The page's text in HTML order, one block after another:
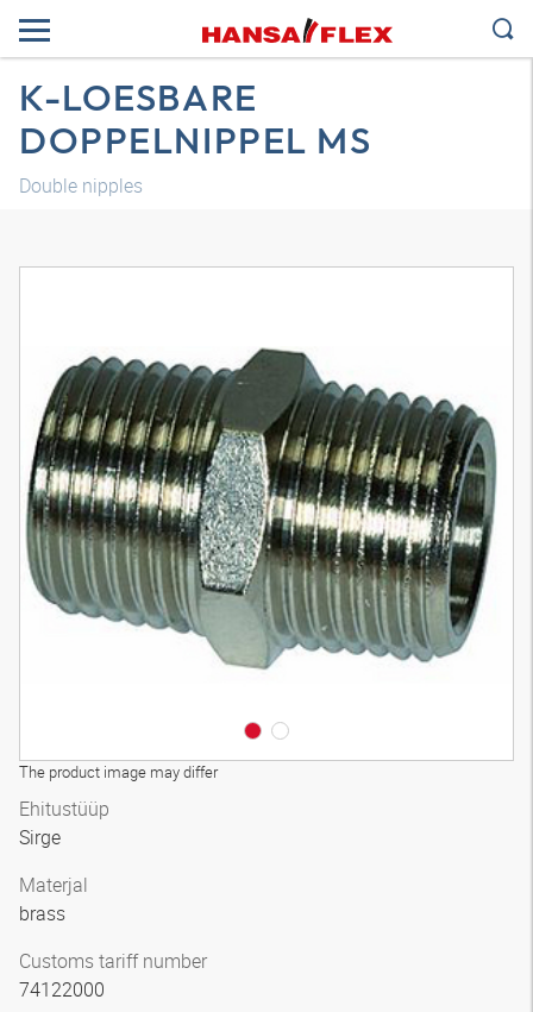
K-LOESBARE
DOPPELNIPPEL MS
Double nipples
The product image may differ
3D-mudel
Ehitustüüp
Sirge
Materjal
brass
Customs tariff number
74122000